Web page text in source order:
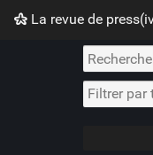
La revue de
Nuage de tags